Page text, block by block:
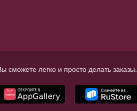
легко и просто делать заказы.